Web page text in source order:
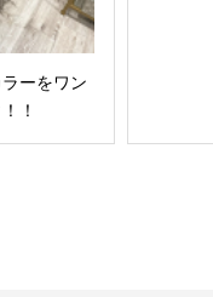
ーをワン
！